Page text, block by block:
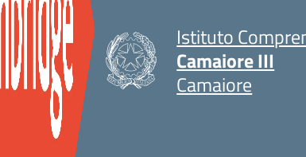
Istituto
Camaiore III
Camaiore